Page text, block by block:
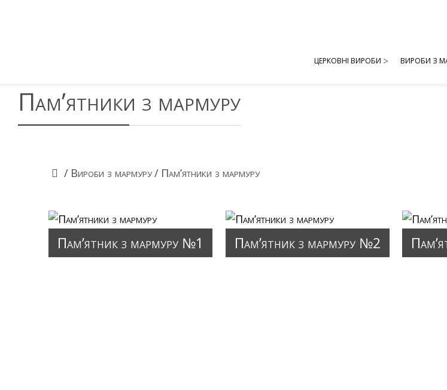
ЦЕРКОВНІ ВИРОБИ ВИРОБИ З
Пам’ятники з мармуру
/ Вироби з мармуру/ Пам’ятники з мармуру
Пам’ятник з мармуру №1 Пам’ятник з мармуру №2